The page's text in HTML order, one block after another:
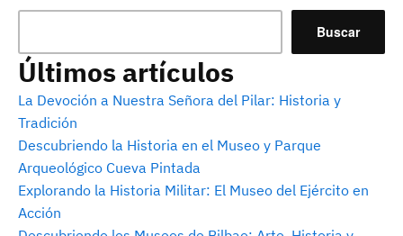
Buscar
Últimos artículos
La Devoción a Nuestra Señora del Pilar: Historia y
Tradición
Descubriendo la Historia en el Museo y Parque
Arqueológico Cueva Pintada
Explorando la Historia Militar: El Museo del Ejército en
Acción